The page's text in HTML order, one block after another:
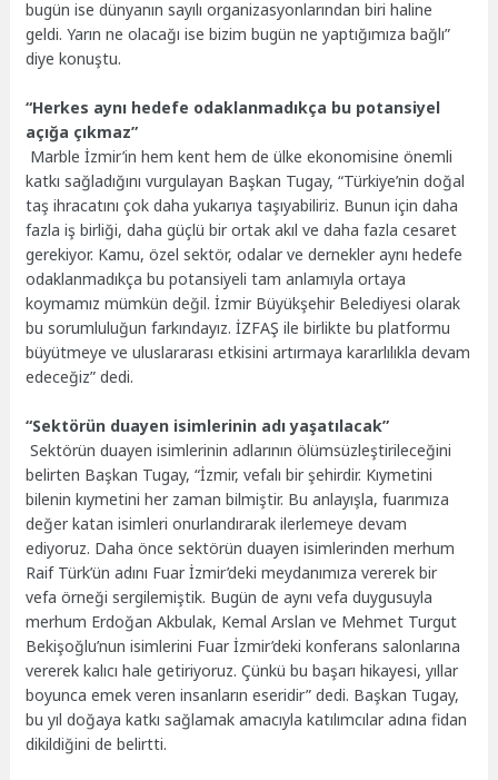
bugün ise dünyanın sayılı organizasyonlarından biri haline
geldi. Yarın ne olacağı ise bizim bugün ne yaptığımıza bağlı”
diye konuştu.
“Herkes aynı hedefe odaklanmadıkça bu potansiyel
açığa çıkmaz”
Marble İzmir’in hem kent hem de ülke ekonomisine önemli
katkı sağladığını vurgulayan Başkan Tugay, “Türkiye’nin doğal
taş ihracatını çok daha yukarıya taşıyabiliriz. Bunun için daha
fazla iş birliği, daha güçlü bir ortak akıl ve daha fazla cesaret
gerekiyor. Kamu, özel sektör, odalar ve dernekler aynı hedefe
odaklanmadıkça bu potansiyeli tam anlamıyla ortaya
koymamız mümkün değil. İzmir Büyükşehir Belediyesi olarak
bu sorumluluğun farkındayız. İZFAŞ ile birlikte bu platformu
büyütmeye ve uluslararası etkisini artırmaya kararlılıkla devam
edeceğiz” dedi.
“Sektörün duayen isimlerinin adı yaşatılacak”
Sektörün duayen isimlerinin adlarının ölümsüzleştirileceğini
belirten Başkan Tugay, “İzmir, vefalı bir şehirdir. Kıymetini
bilenin kıymetini her zaman bilmiştir. Bu anlayışla, fuarımıza
değer katan isimleri onurlandırarak ilerlemeye devam
ediyoruz. Daha önce sektörün duayen isimlerinden merhum
Raif Türk’ün adını Fuar İzmir’deki meydanımıza vererek bir
vefa örneği sergilemiştik. Bugün de aynı vefa duygusuyla
merhum Erdoğan Akbulak, Kemal Arslan ve Mehmet Turgut
Bekişoğlu’nun isimlerini Fuar İzmir’deki konferans salonlarına
vererek kalıcı hale getiriyoruz. Çünkü bu başarı hikayesi, yıllar
boyunca emek veren insanların eseridir” dedi. Başkan Tugay,
bu yıl doğaya katkı sağlamak amacıyla katılımcılar adına fidan
dikildiğini de belirtti.